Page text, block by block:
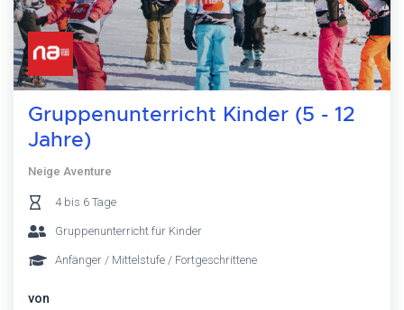
Gruppenunterricht Kinder (5 - 12
Jahre)
Neige Aventure
4 bis 6 Tage
Gruppenunterricht für Kinder
Anfänger / Mittelstufe / Fortgeschrittene
von